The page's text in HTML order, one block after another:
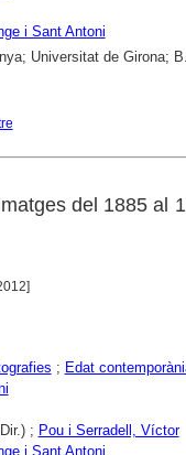
i Sant Antoni
Universitat de Girona;
del 1885 al
; Edat
; Pou i Serradell, Víctor
i Sant Antoni